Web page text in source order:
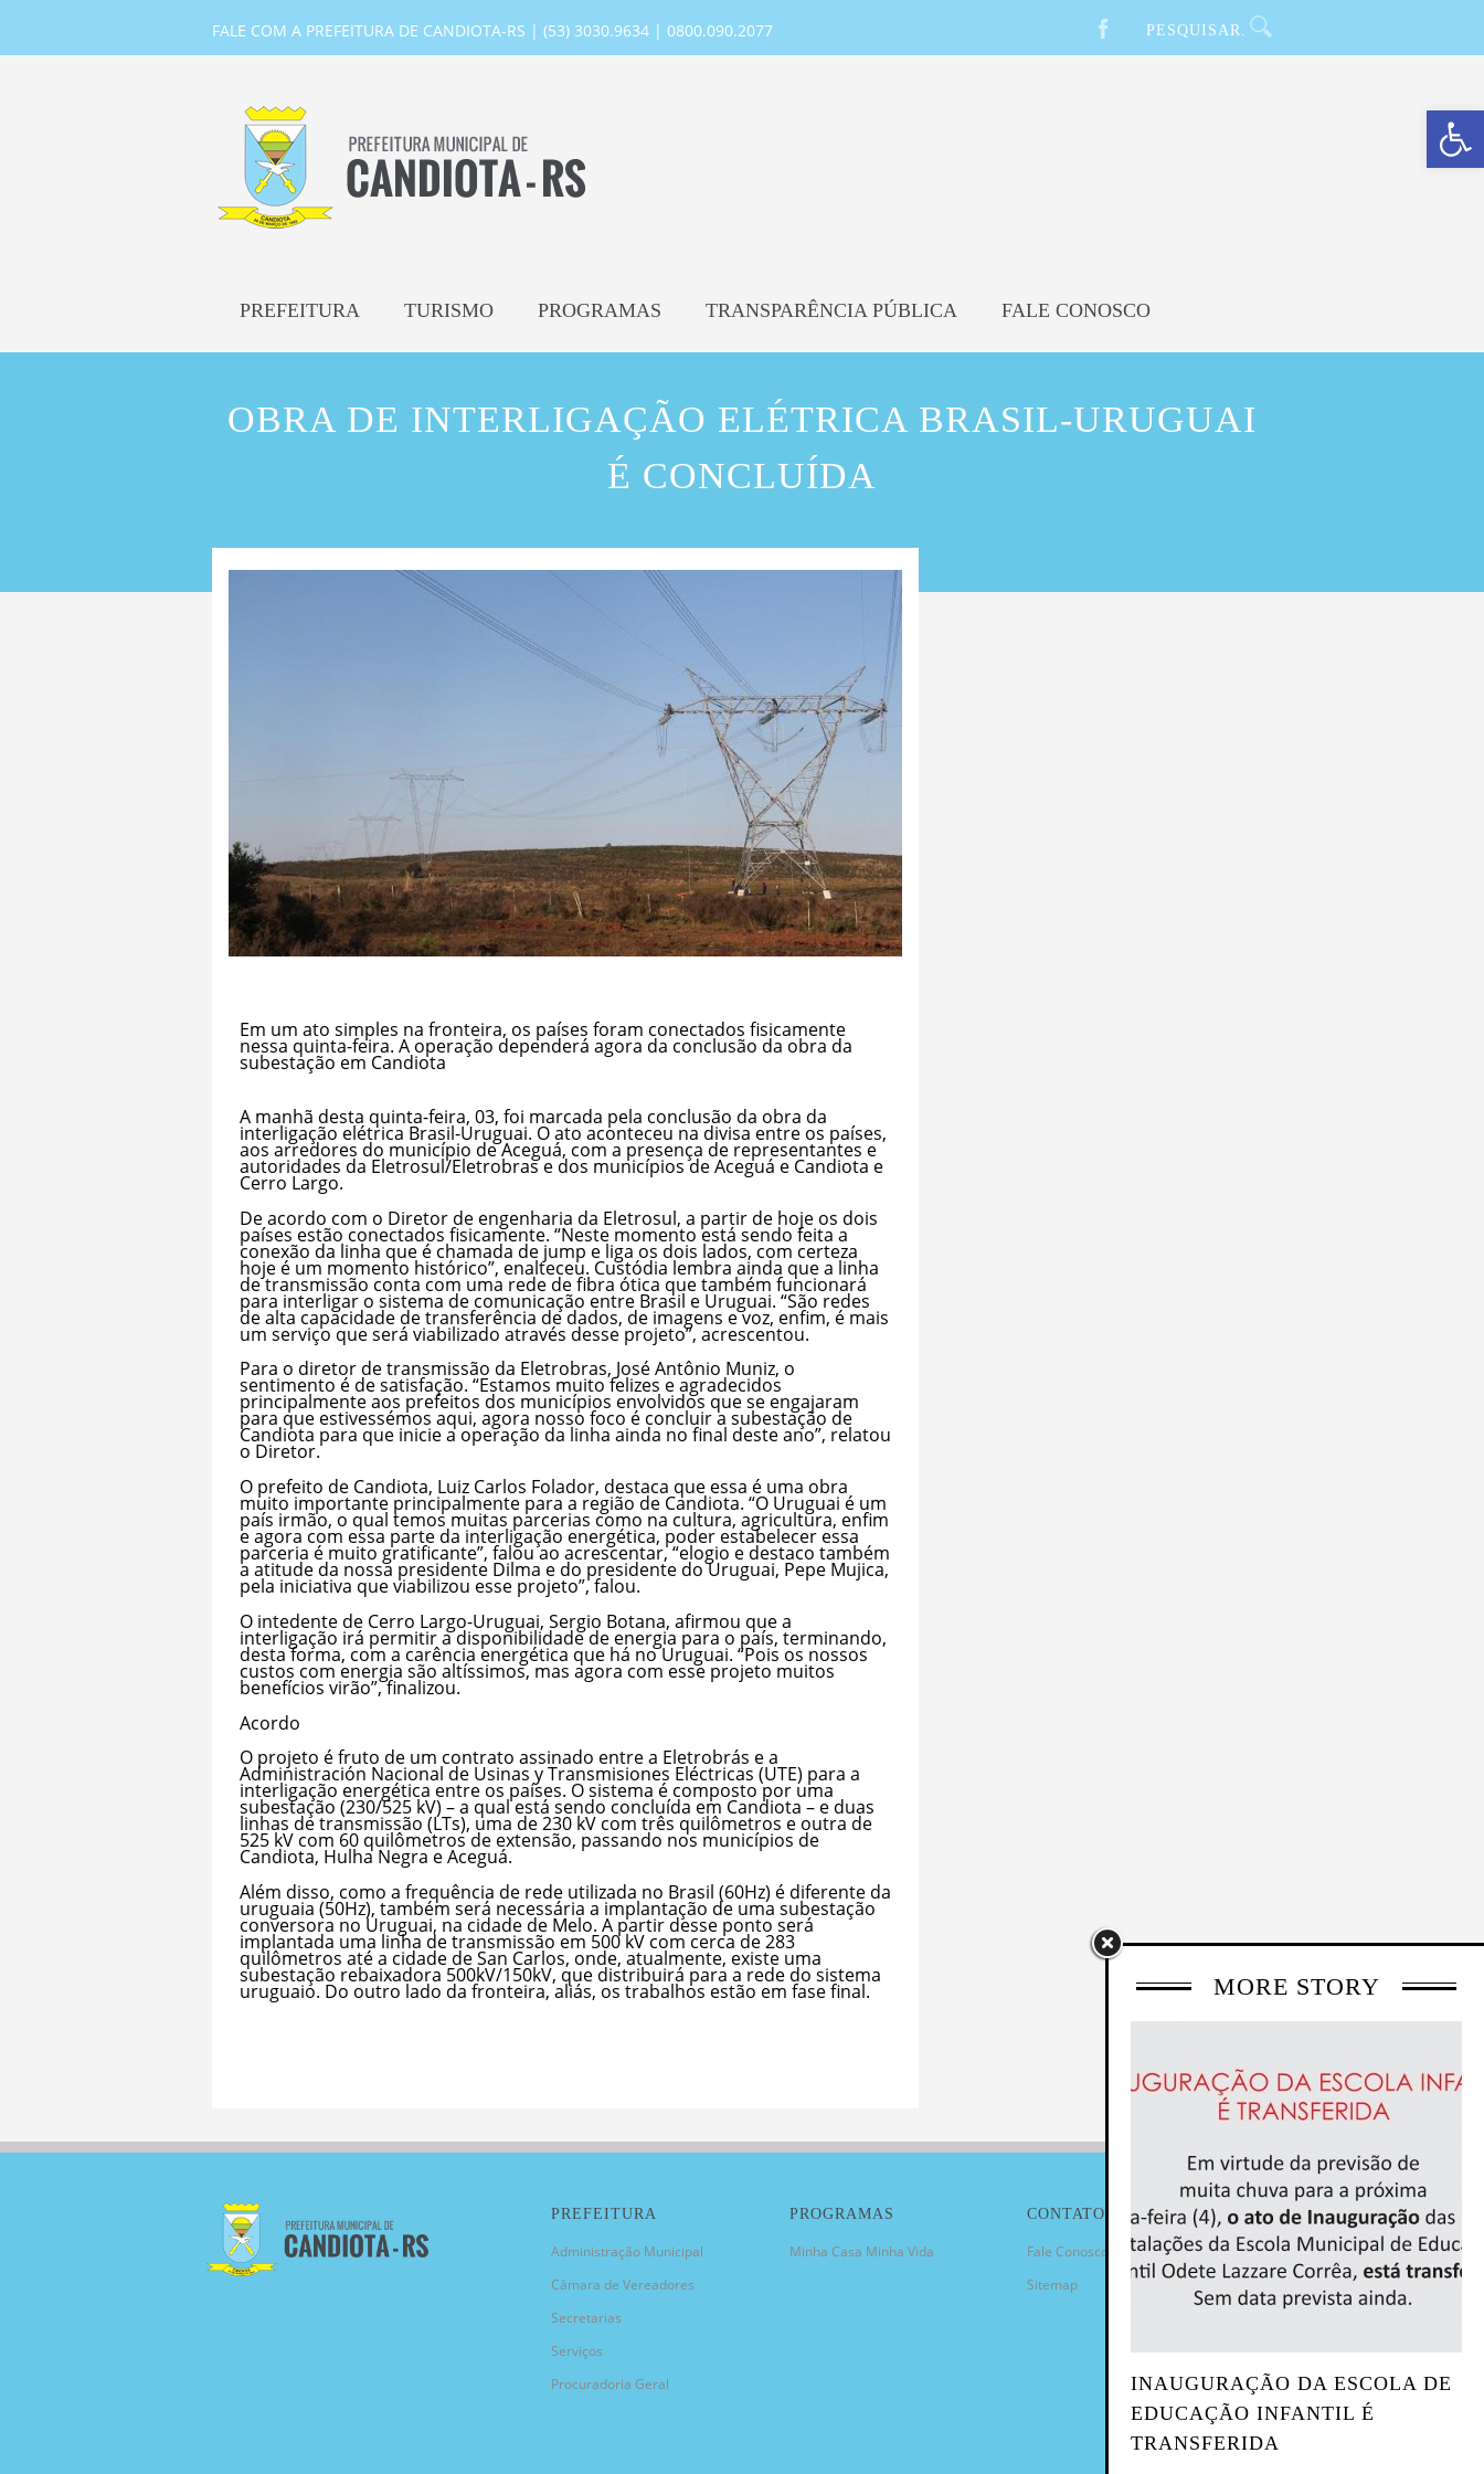
Barra de Ferramentas Aberta
FALE COM A PREFEITURA DE CANDIOTA-RS | (53) 3030.9634 | 0800.090.2077
PREFEITURA TURISMO PROGRAMAS TRANSPARÊNCIA PÚBLICA FALE CONOSCO
OBRA DE INTERLIGAÇÃO ELÉTRICA BRASIL-URUGUAI
É CONCLUÍDA
Em um ato simples na fronteira, os países foram conectados fisicamente
nessa quinta-feira. A operação dependerá agora da conclusão da obra da
subestação em Candiota
A manhã desta quinta-feira, 03, foi marcada pela conclusão da obra da
interligação elétrica Brasil-Uruguai. O ato aconteceu na divisa entre os países,
aos arredores do município de Aceguá, com a presença de representantes e
autoridades da Eletrosul/Eletrobras e dos municípios de Aceguá e Candiota e
Cerro Largo.
De acordo com o Diretor de engenharia da Eletrosul, a partir de hoje os dois
países estão conectados fisicamente. “Neste momento está sendo feita a
conexão da linha que é chamada de jump e liga os dois lados, com certeza
hoje é um momento histórico”, enalteceu. Custódia lembra ainda que a linha
de transmissão conta com uma rede de fibra ótica que também funcionará
para interligar o sistema de comunicação entre Brasil e Uruguai. “São redes
de alta capacidade de transferência de dados, de imagens e voz, enfim, é mais
um serviço que será viabilizado através desse projeto”, acrescentou.
Para o diretor de transmissão da Eletrobras, José Antônio Muniz, o
sentimento é de satisfação. “Estamos muito felizes e agradecidos
principalmente aos prefeitos dos municípios envolvidos que se engajaram
para que estivessémos aqui, agora nosso foco é concluir a subestação de
Candiota para que inicie a operação da linha ainda no final deste ano”, relatou
o Diretor.
O prefeito de Candiota, Luiz Carlos Folador, destaca que essa é uma obra
muito importante principalmente para a região de Candiota. “O Uruguai é um
país irmão, o qual temos muitas parcerias como na cultura, agricultura, enfim
e agora com essa parte da interligação energética, poder estabelecer essa
parceria é muito gratificante”, falou ao acrescentar, “elogio e destaco também
a atitude da nossa presidente Dilma e do presidente do Uruguai, Pepe Mujica,
pela iniciativa que viabilizou esse projeto”, falou.
O intedente de Cerro Largo-Uruguai, Sergio Botana, afirmou que a
interligação irá permitir a disponibilidade de energia para o país, terminando,
desta forma, com a carência energética que há no Uruguai. “Pois os nossos
custos com energia são altíssimos, mas agora com esse projeto muitos
benefícios virão”, finalizou.
Acordo
O projeto é fruto de um contrato assinado entre a Eletrobrás e a
Administración Nacional de Usinas y Transmisiones Eléctricas (UTE) para a
interligação energética entre os países. O sistema é composto por uma
subestação (230/525 kV) – a qual está sendo concluída em Candiota – e duas
linhas de transmissão (LTs), uma de 230 kV com três quilômetros e outra de
525 kV com 60 quilômetros de extensão, passando nos municípios de
Candiota, Hulha Negra e Aceguá.
Além disso, como a frequência de rede utilizada no Brasil (60Hz) é diferente da
uruguaia (50Hz), também será necessária a implantação de uma subestação
conversora no Uruguai, na cidade de Melo. A partir desse ponto será
implantada uma linha de transmissão em 500 kV com cerca de 283
quilômetros até a cidade de San Carlos, onde, atualmente, existe uma
subestação rebaixadora 500kV/150kV, que distribuirá para a rede do sistema
uruguaio. Do outro lado da fronteira, aliás, os trabalhos estão em fase final. MORE STORY
INAUGURAÇÃO DA ESCOLA DE
EDUCAÇÃO INFANTIL É
TRANSFERIDA
PREFEITURA
Administração Municipal
Câmara de Vereadores
Secretarias
Serviços
Procuradoria Geral
PROGRAMAS
Minha Casa Minha Vida
CONTATO
Fale Conosco
Sitemap